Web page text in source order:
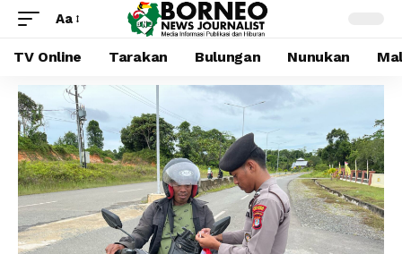
Aa
TV Online Tarakan Bulungan Nunukan